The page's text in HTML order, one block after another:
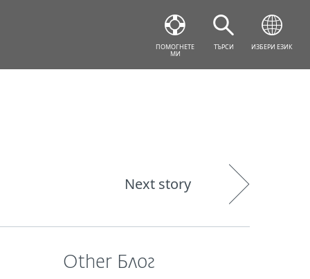
Next story
Other Блог
ПОМОГНЕТЕ
МИ
ТЪРСИ ИЗБЕРИ ЕЗИК